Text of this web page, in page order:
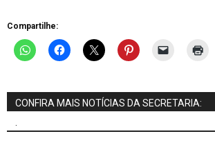
Compartilhe:
CONFIRA MAIS NOTÍCIAS DA SECRETARIA: